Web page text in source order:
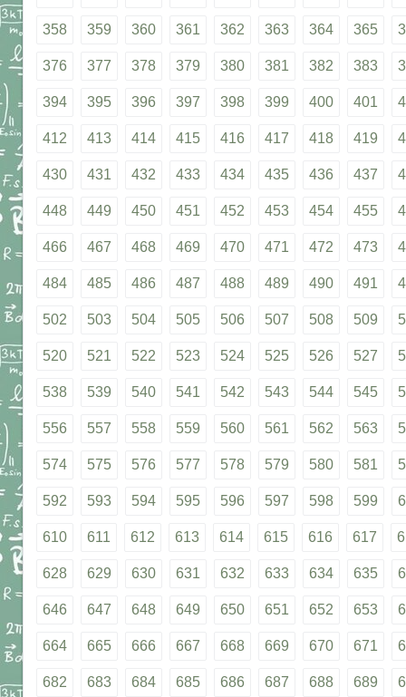
358 359 360 361 362 363 364 365
376 377 378 379 380 381 382 383
394 395 396 397 398 399 400 401
412 413 414 415 416 417 418 419
430 431 432 433 434 435 436 437
448 449 450 451 452 453 454 455
466 467 468 469 470 471 472 473
484 485 486 487 488 489 490 491
502 503 504 505 506 507 508 509
520 521 522 523 524 525 526 527
538 539 540 541 542 543 544 545
556 557 558 559 560 561 562 563
574 575 576 577 578 579 580 581
592 593 594 595 596 597 598 599
610 611 612 613 614 615 616 617
628 629 630 631 632 633 634 635
646 647 648 649 650 651 652 653
664 665 666 667 668 669 670 671
682 683 684 685 686 687 688 689